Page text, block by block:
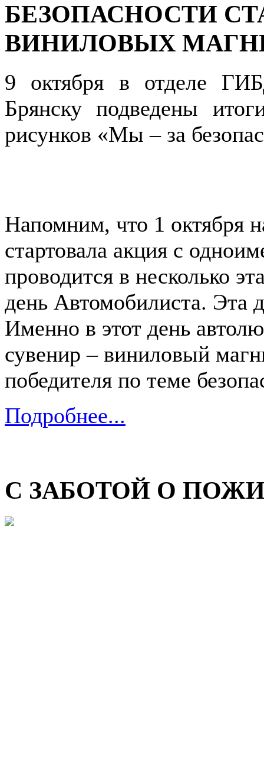
БЕЗОПАСНОСТИ
ВИНИЛОВЫХ
9 октября в отделе
Брянску подведены
рисунков «Мы – за
Напомним, что 1 октября
стартовала акция с
проводится в несколько
день Автомобилиста. Эта
Именно в этот день
сувенир – виниловый
победителя по теме
Подробнее...
С ЗАБОТОЙ О